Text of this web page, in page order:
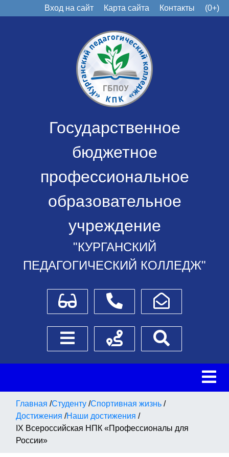
Вход на сайт Карта сайта Контакты (0+)
Государственное
бюджетное
профессиональное
образовательное
учреждение
"КУРГАНСКИЙ
ПЕДАГОГИЧЕСКИЙ КОЛЛЕДЖ"
Для слабовидящихТелефоныНаписать обращение
Боковое менюСхема проезда
Главная /Студенту /Спортивная жизнь /
Достижения /Наши достижения /
IX Всероссийская НПК «Профессионалы для
России»